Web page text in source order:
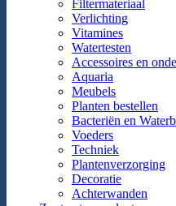
Filtermateriaal
Verlichting
Vitamines
Watertesten
Accessoires en
Aquaria
Meubels
Planten bestellen
Bacteriën en
Voeders
Techniek
Plantenverzorging
Decoratie
Achterwanden